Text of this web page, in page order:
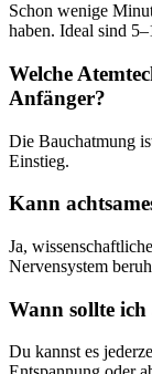
Schon wenige
haben. Ideal sind
Welche
Anfänger?
Die Bauchatmung
Einstieg.
Kann
Ja,
Nervensystem
Wann sollte ich
Du kannst es